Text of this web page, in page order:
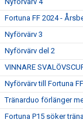
Fortuna FF 2024 -
Nyförvärv 3
Nyförvärv del 2
VINNARE
Nyförvärv till Fortuna
Tränarduo förlänger
Fortuna P15 söker